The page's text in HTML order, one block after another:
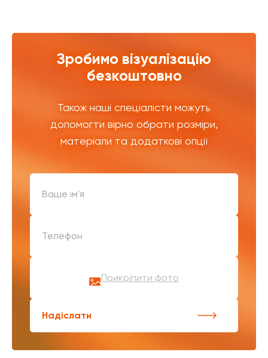
Зробимо візуалізацію
безкоштовно
Також наші спеціалісти можуть
допомогти вірно обрати розміри,
матеріали та додаткові опції
Прикріпити фото
Надіслати